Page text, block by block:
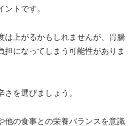
トです。
は上がるかもしれませんが、胃腸
担になってしまう可能性がありま
さを選びましょう。
他の食事との栄養バランスを意識